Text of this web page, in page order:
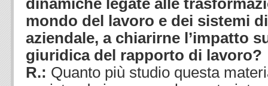
dinamiche legate alle
mondo del lavoro e dei sistemi
aziendale, a chiarirne l’impatto
giuridica del rapporto di lavoro?
R.: Quanto più studio questa